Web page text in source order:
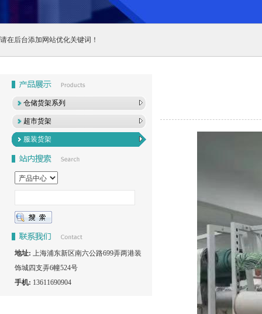
请在后台添加网站优化关键词！
仓储货架系列
超市货架
服装货架
地址: 上海浦东新区南六公路699弄两港装
饰城四支弄6幢524号
手机: 13611690904